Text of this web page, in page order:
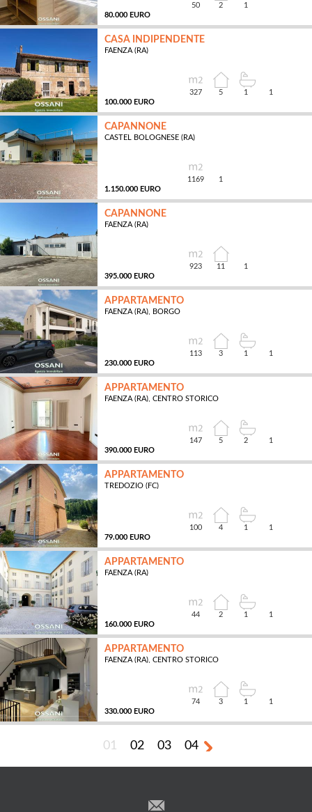
80.000 EURO
50 2 1
CASA INDIPENDENTE
FAENZA (RA)
100.000 EURO
327
MQ
5 1 1
CAPANNONE
CASTEL BOLOGNESE (RA)
1.150.000 EURO
1169 1
CAPANNONE
FAENZA (RA)
395.000 EURO
923 11 1
APPARTAMENTO
FAENZA (RA), BORGO
230.000 EURO
113 3 1 1
APPARTAMENTO
FAENZA (RA), CENTRO STORICO
390.000 EURO
147 5 2 1
APPARTAMENTO
TREDOZIO (FC)
79.000 EURO
100 4 1 1
APPARTAMENTO
FAENZA (RA)
160.000 EURO
44 2 1 1
APPARTAMENTO
FAENZA (RA), CENTRO STORICO
330.000 EURO
74 3 1 1
01 02 03 04